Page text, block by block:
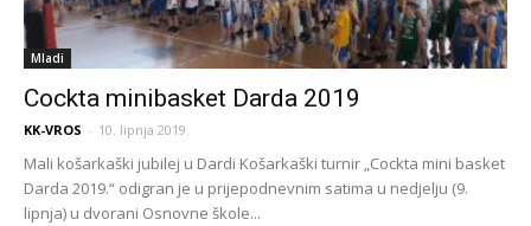
Mladi
Cockta minibasket Darda 2019
KK-VROS - 10. lipnja 2019.
Mali košarkaški jubilej u Dardi Košarkaški turnir „Cockta mini basket
Darda 2019.“ odigran je u prijepodnevnim satima u nedjelju (9.
lipnja) u dvorani Osnovne škole...